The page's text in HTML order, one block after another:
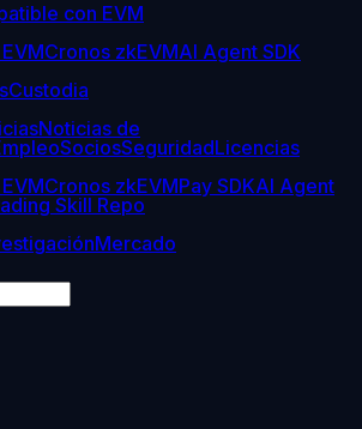
con EVM
Cronos zkEVMAI Agent SDK
Custodia
Noticias de
SociosSeguridadLicencias
Cronos zkEVMPay SDKAI Agent
Skill Repo
Mercado